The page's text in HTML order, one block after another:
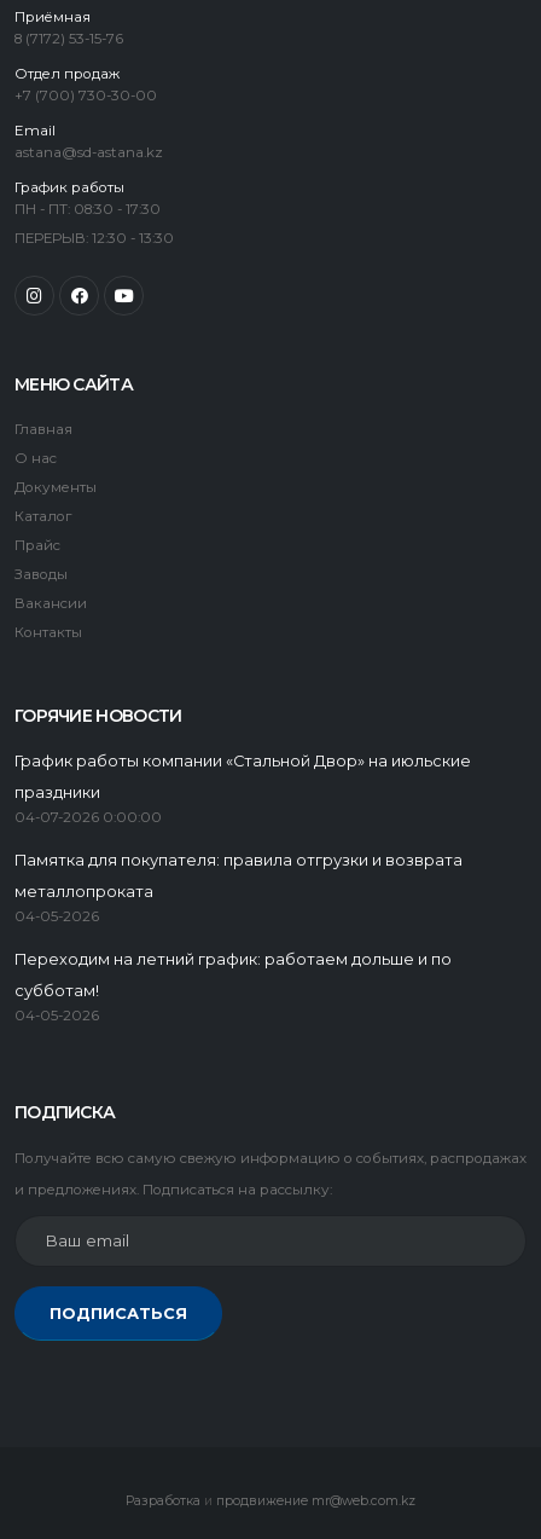
Приёмная
8 (7172) 53-15-76
Отдел продаж
+7 (700) 730-30-00
Email
astana@sd-astana.kz
График работы
ПН - ПТ: 08:30 - 17:30
ПЕРЕРЫВ: 12:30 - 13:30
МЕНЮ САЙТА
Главная
О нас
Документы
Каталог
Прайс
Заводы
Вакансии
Контакты
ГОРЯЧИЕ НОВОСТИ
График работы компании «Стальной Двор» на июльские
праздники
04-07-2026 0:00:00
Памятка для покупателя: правила отгрузки и возврата
металлопроката
04-05-2026
Переходим на летний график: работаем дольше и по
субботам!
04-05-2026
ПОДПИСКА
Получайте всю самую свежую информацию о событиях, распродажах
и предложениях. Подписаться на рассылку:
ПОДПИСАТЬСЯ
Разработка и продвижение mr@web.com.kz